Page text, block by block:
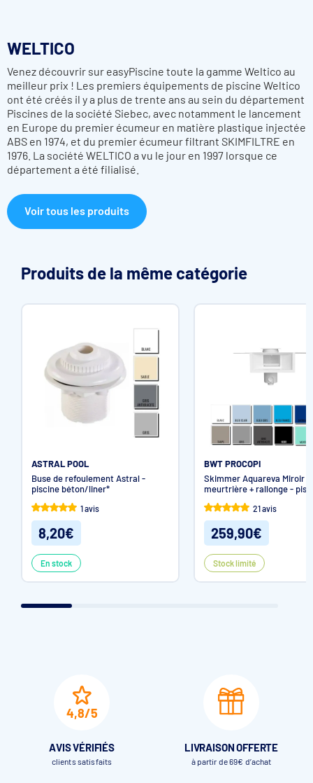
WELTICO
Venez découvrir sur easyPiscine toute la gamme Weltico au
meilleur prix ! Les premiers équipements de piscine Weltico
ont été créés il y a plus de trente ans au sein du département
Piscines de la société Siebec, avec notamment le lancement
en Europe du premier écumeur en matière plastique injectée
ABS en 1974, et du premier écumeur filtrant SKIMFILTRE en
1976. La société WELTICO a vu le jour en 1997 lorsque ce
département a été filialisé.
Voir tous les produits
Produits de la même catégorie
ASTRAL POOL
Buse de refoulement Astral -
piscine béton/liner*
1 avis
8,20€
En stock
BWT PROCOPI
Skimmer Aquareva Miroir
meurtrière + rallonge -
21 avis
259,90€
Stock limité
4,8/5
AVIS VÉRIFIÉS
clients satisfaits
LIVRAISON OFFERTE
à partir de 69€ d’achat